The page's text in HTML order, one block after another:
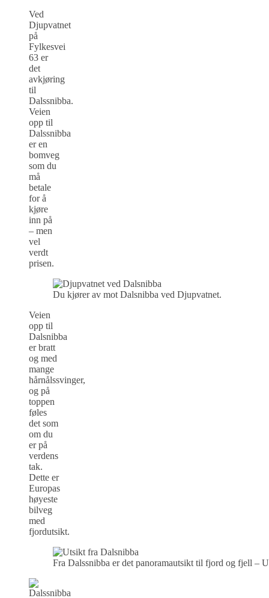
Ved
Djupvatnet
på
Fylkesvei
63 er
det
avkjøring
til
Dalssnibba.
Veien
opp til
Dalssnibba
er en
bomveg
som du
må
betale
for å
kjøre
inn på
– men
vel
verdt
prisen.
Du kjører av mot Dalsnibba ved Djupvatnet.
Veien
opp til
Dalsnibba
er bratt
og med
mange
hårnålssvinger,
og på
toppen
føles
det som
om du
er på
verdens
tak.
Dette er
Europas
høyeste
bilveg
med
fjordutsikt.
Fra Dalssnibba er det panoramautsikt til fjord og fjell –